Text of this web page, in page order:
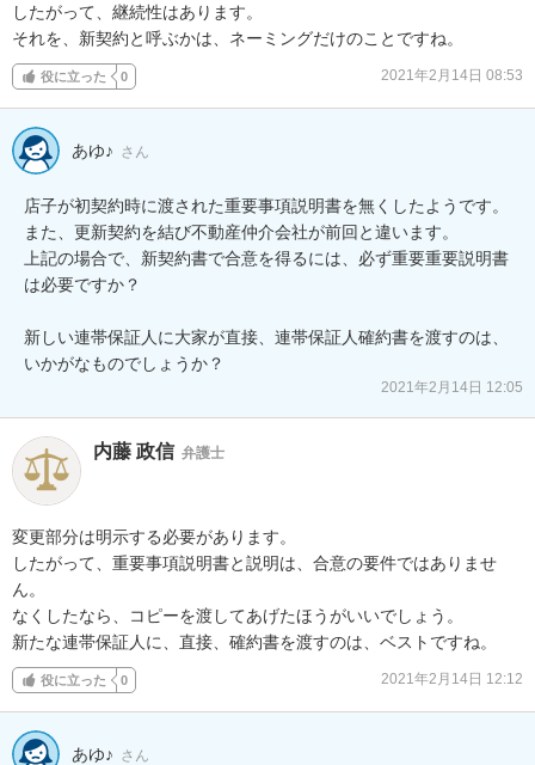
したがって、継続性はあります。
それを、新契約と呼ぶかは、ネーミングだけのことですね。
役に立った 0 2021年2月14日 08:53
あゆ♪ さん
店子が初契約時に渡された重要事項説明書を無くしたようです。
また、更新契約を結び不動産仲介会社が前回と違います。
上記の場合で、新契約書で合意を得るには、必ず重要重要説明書
は必要ですか？
新しい連帯保証人に大家が直接、連帯保証人確約書を渡すのは、
いかがなものでしょうか？
2021年2月14日 12:05
内藤 政信 弁護士
変更部分は明示する必要があります。
したがって、重要事項説明書と説明は、合意の要件ではありませ
ん。
なくしたなら、コピーを渡してあげたほうがいいでしょう。
新たな連帯保証人に、直接、確約書を渡すのは、ベストですね。
役に立った 0 2021年2月14日 12:12
あゆ♪ さん